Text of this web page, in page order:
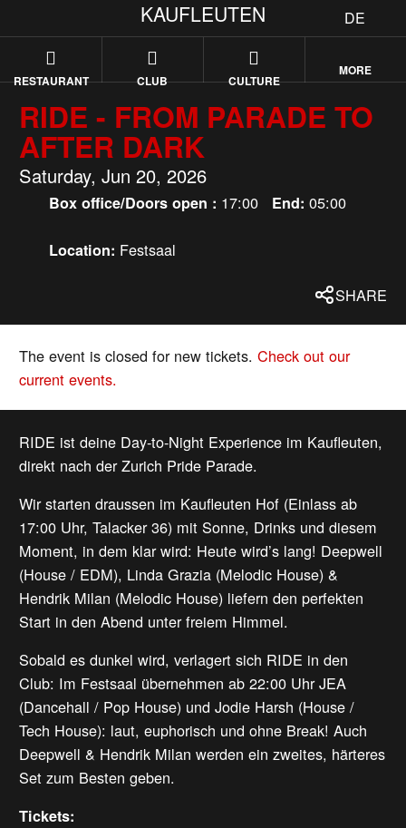
DE
KAUFLEUTEN
RESTAURANT CLUB CULTURE
MORE
RIDE - FROM PARADE TO
AFTER DARK
Saturday, Jun 20, 2026
Box office/Doors open : 17:00 End: 05:00
Location: Festsaal
SHARE
The event is closed for new tickets.Check out our
current events.
RIDE ist deine Day-to-Night Experience im Kaufleuten,
direkt nach der Zurich Pride Parade.
Wir starten draussen im Kaufleuten Hof (Einlass ab
17:00 Uhr, Talacker 36) mit Sonne, Drinks und diesem
Moment, in dem klar wird: Heute wird’s lang! Deepwell
(House / EDM), Linda Grazia (Melodic House) &
Hendrik Milan (Melodic House) liefern den perfekten
Start in den Abend unter freiem Himmel.
Sobald es dunkel wird, verlagert sich RIDE in den
Club: Im Festsaal übernehmen ab 22:00 Uhr JEA
(Dancehall / Pop House) und Jodie Harsh (House /
Tech House): laut, euphorisch und ohne Break! Auch
Deepwell & Hendrik Milan werden ein zweites, härteres
Set zum Besten geben.
Tickets: